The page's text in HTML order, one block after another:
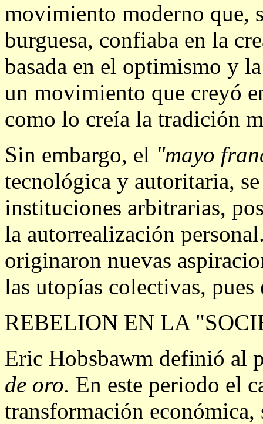
movimiento moderno que,
burguesa, confiaba en la
basada en el optimismo y
un movimiento que creyó
como lo creía la tradición
Sin embargo, el "mayo
tecnológica y autoritaria,
instituciones arbitrarias,
la autorrealización
originaron nuevas
las utopías colectivas,
REBELION EN LA
Eric Hobsbawm definió al
de oro. En este periodo el
transformación